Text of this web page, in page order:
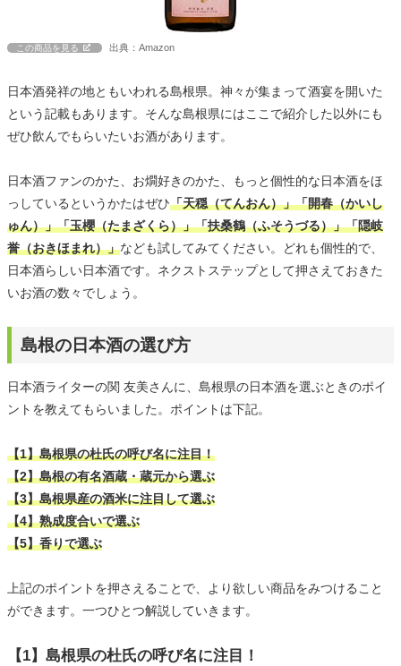
この商品を見る 出典：Amazon
日本酒発祥の地ともいわれる島根県。神々が集まって酒宴を開いた
という記載もあります。そんな島根県にはここで紹介した以外にも
ぜひ飲んでもらいたいお酒があります。
日本酒ファンのかた、お燗好きのかた、もっと個性的な日本酒をほ
っしているというかたはぜひ「天穏（てんおん）」「開春（かいし
ゅん）」「玉櫻（たまざくら）」「扶桑鶴（ふそうづる）」「隠岐
誉（おきほまれ）」なども試してみてください。どれも個性的で、
日本酒らしい日本酒です。ネクストステップとして押さえておきた
いお酒の数々でしょう。
島根の日本酒の選び方
日本酒ライターの関 友美さんに、島根県の日本酒を選ぶときのポイ
ントを教えてもらいました。ポイントは下記。
【1】島根県の杜氏の呼び名に注目！
【2】島根の有名酒蔵・蔵元から選ぶ
【3】島根県産の酒米に注目して選ぶ
【4】熟成度合いで選ぶ
【5】香りで選ぶ
上記のポイントを押さえることで、より欲しい商品をみつけること
ができます。一つひとつ解説していきます。
【1】島根県の杜氏の呼び名に注目！